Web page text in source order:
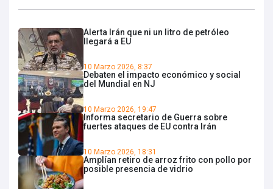
Alerta Irán que ni un litro de petróleo
llegará a EU
10 Marzo 2026, 8:37
Debaten el impacto económico y social
del Mundial en NJ
10 Marzo 2026, 19:47
Informa secretario de Guerra sobre
fuertes ataques de EU contra Irán
10 Marzo 2026, 18:31
Amplían retiro de arroz frito con pollo por
posible presencia de vidrio